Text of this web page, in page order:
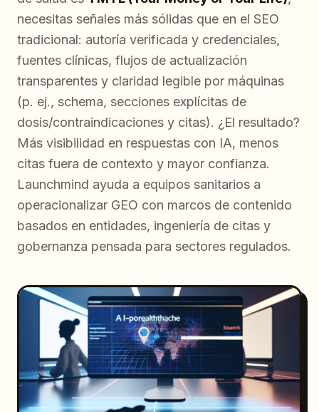
necesitas señales más sólidas que en el SEO
tradicional: autoría verificada y credenciales,
fuentes clínicas, flujos de actualización
transparentes y claridad legible por máquinas
(p. ej., schema, secciones explícitas de
dosis/contraindicaciones y citas). ¿El resultado?
Más visibilidad en respuestas con IA, menos
citas fuera de contexto y mayor confianza.
Launchmind ayuda a equipos sanitarios a
operacionalizar GEO con marcos de contenido
basados en entidades, ingeniería de citas y
gobernanza pensada para sectores regulados.